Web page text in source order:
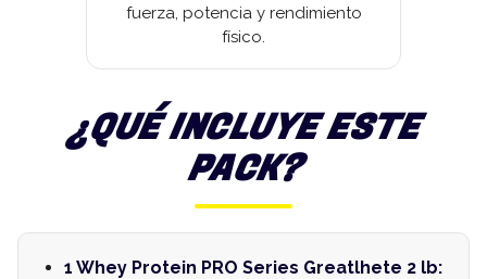
fuerza, potencia y rendimiento
físico.
¿QUÉ INCLUYE ESTE
PACK?
1 Whey Protein PRO Series Greatlhete 2 lb: